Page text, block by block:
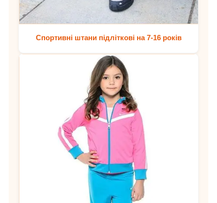
Спортивні штани підліткові на 7-16 років